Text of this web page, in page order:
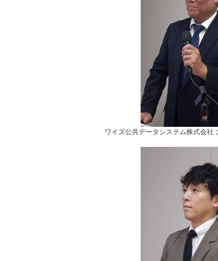
ワイズ公共データシステム株式会社